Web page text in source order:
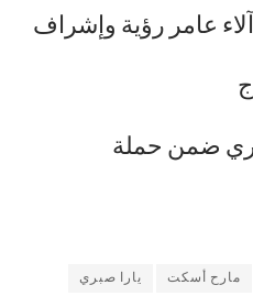
آلاء عامر رؤية وإشراف
ضمن حملة
مارح أسكت يارا صبري